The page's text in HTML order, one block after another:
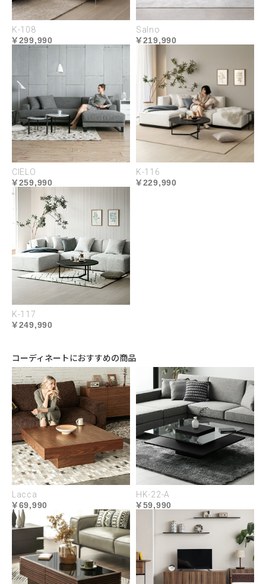
柔らかさでリラックス感がさらに高まるフェザー
の、2つの素材から選べる座面クッション。自分好み
の座り心地が最高のくつろぎを造りだします。
程よい弾力を生む
ウレタンフォーム
適度な弾力を生むウレタンフォーム。密度
が違うウレタンを多層構造にすることで程
よく沈み込む快適な座り心地を実現しまし
た。
座面
やや硬め
ほどよい弾力で座り疲れの少ない座り心地
背面
やや硬め
ほどよい弾力で座り疲れの少ない座り心地
K-108
299,990
Salno
219,990
CIELO
259,990
K-116
229,990
K-117
249,990
コーディネートにおすすめの商品
Lacca
69,990
HK-22-A
59,990